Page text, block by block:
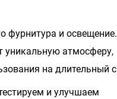
фурнитура и
уникальную атмосферу,
на длительный
и улучшаем